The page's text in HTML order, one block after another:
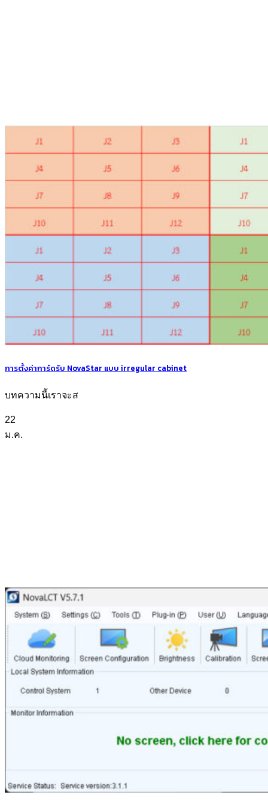
การตั้งค่าการ์ดรับ NovaStar แบบ irregular cabinet
บทความนี้เราจะส
22
ม.ค.